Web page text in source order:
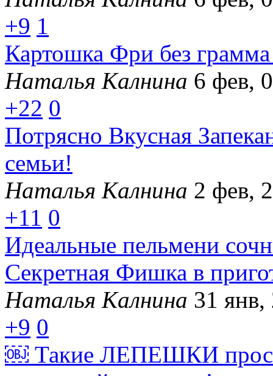
+9 1
Картошка Фри без
Наталья Калнина 6 фев,
+22 0
Потрясно Вкусная
семьи!
Наталья Калнина 2 фев,
+11 0
Идеальные пельмени
Секретная Фишка в
Наталья Калнина 31 янв,
+9 0
￼ Такие ЛЕПЕШКИ